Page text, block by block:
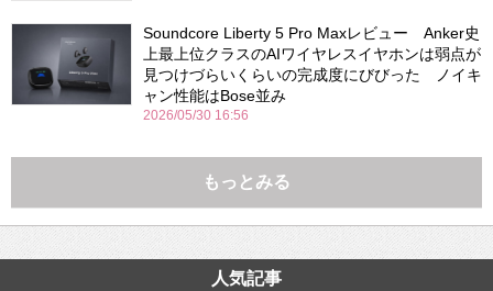
Soundcore Liberty 5 Pro Maxレビュー Anker史
上最上位クラスのAIワイヤレスイヤホンは弱点が
見つけづらいくらいの完成度にびびった ノイキ
ャン性能はBose並み
2026/05/30 16:56
もっとみる
人気記事